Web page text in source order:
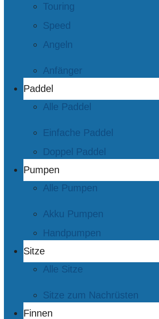
Touring
Speed
Angeln
Anfänger
Paddel
Alle Paddel
Einfache Paddel
Doppel Paddel
Pumpen
Alle Pumpen
Akku Pumpen
Handpumpen
Sitze
Alle Sitze
Sitze zum Nachrüsten
Finnen